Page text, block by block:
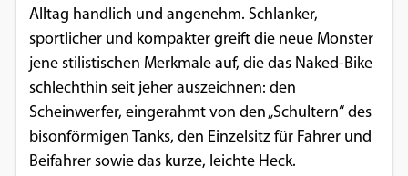
Alltag handlich und angenehm. Schlanker,
sportlicher und kompakter greift die neue Monster
jene stilistischen Merkmale auf, die das Naked-Bike
schlechthin seit jeher auszeichnen: den
Scheinwerfer, eingerahmt von den „Schultern“ des
bisonförmigen Tanks, den Einzelsitz für Fahrer und
Beifahrer sowie das kurze, leichte Heck.
EXTERNE MEDIEN
Um Inhalte von Videoplattformen und
Social Media Plattformen anzeigen zu
können, werden von diesen externen
Medien Cookies gesetzt.
YouTube